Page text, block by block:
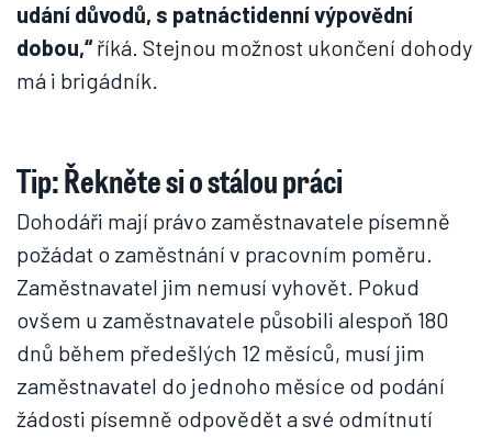
udání důvodů, s patnáctidenní výpovědní
dobou,“říká. Stejnou možnost ukončení dohody
má i brigádník.
Tip: Řekněte si o stálou práci
Dohodáři mají právo zaměstnavatele písemně
požádat o zaměstnání v pracovním poměru.
Zaměstnavatel jim nemusí vyhovět. Pokud
ovšem u zaměstnavatele působili alespoň 180
dnů během předešlých 12 měsíců, musí jim
zaměstnavatel do jednoho měsíce od podání
žádosti písemně odpovědět a své odmítnutí